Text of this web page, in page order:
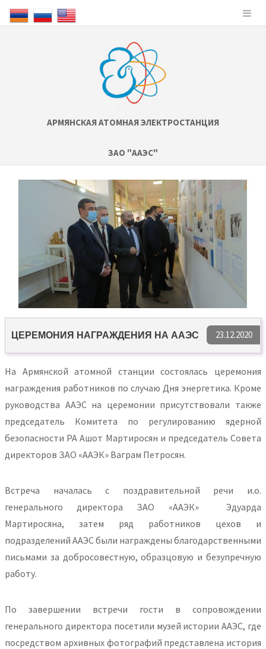
АРМЯНСКАЯ АТОМНАЯ ЭЛЕКТРОСТАНЦИЯ
ЗАО "ААЭС"
23.12.2020
ЦЕРЕМОНИЯ НАГРАЖДЕНИЯ НА ААЭС
На Армянской атомной станции состоялась церемония
награждения работников по случаю Дня энергетика. Кроме
руководства ААЭС на церемонии присутствовали также
председатель Комитета по регулированию ядерной
безопасности РА Ашот Мартиросян и председатель Совета
директоров ЗАО «ААЭК» Ваграм Петросян.
Встреча началась с поздравительной речи и.о.
генерального директора ЗАО «ААЭК» Эдуарда
Мартиросяна, затем ряд работников цехов и
подразделений ААЭС были награждены благодарственными
письмами за добросовестную, образцовую и безупречную
работу.
По завершении встречи гости в сопровождении
генерального директора посетили музей истории ААЭС, где
посредством архивных фотографий представлена история